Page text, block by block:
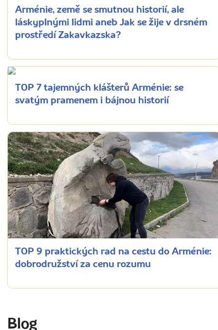
Arménie, země se smutnou historií, ale
láskyplnými lidmi aneb Jak se žije v drsném
prostředí Zakavkazska?
TOP 7 tajemných klášterů Arménie: se
svatým pramenem i bájnou historií
TOP 9 praktických rad na cestu do Arménie:
dobrodružství za cenu rozumu
Blog